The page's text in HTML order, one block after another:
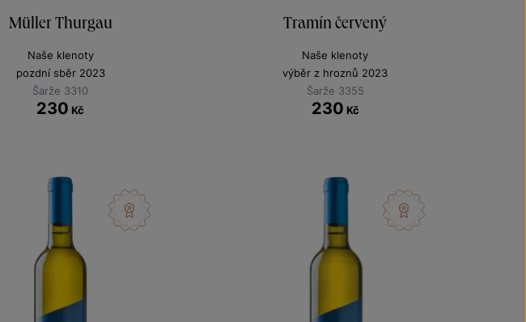
Müller Thurgau
Naše klenoty
pozdní sběr 2023
Šarže 3310
230 Kč
Tramín červený
Naše klenoty
výběr z hroznů 2023
Šarže 3355
230 Kč